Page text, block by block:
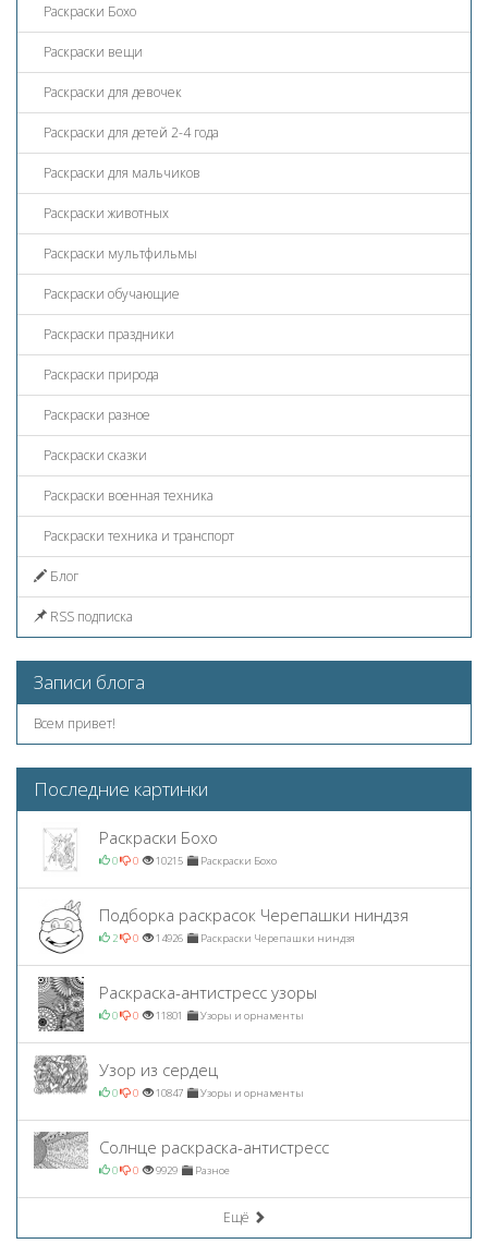
Раскраски Бохо
Раскраски вещи
Раскраски для девочек
Раскраски для детей 2-4 года
Раскраски для мальчиков
Раскраски животных
Раскраски мультфильмы
Раскраски обучающие
Раскраски праздники
Раскраски природа
Раскраски разное
Раскраски сказки
Раскраски военная техника
Раскраски техника и транспорт
Блог
RSS подписка
Записи блога
Всем привет!
Последние картинки
Раскраски Бохо
0 0 10215 Раскраски Бохо
Подборка раскрасок Черепашки ниндзя
2 0 14926 Раскраски Черепашки ниндзя
Раскраска-антистресс узоры
0 0 11801 Узоры и орнаменты
Узор из сердец
0 0 10847 Узоры и орнаменты
Солнце раскраска-антистресс
0 0 9929 Разное
Ещё